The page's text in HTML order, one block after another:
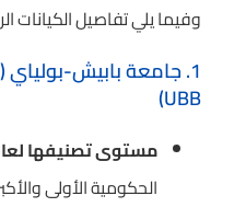
وفيما يلي تفاصيل الكيانات
UBB)
مستوى تصنيفها لعام
الحكومية الأولى